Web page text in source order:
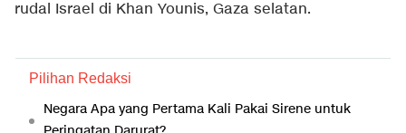
rudal Israel di Khan Younis, Gaza selatan.
Pilihan Redaksi
Negara Apa yang Pertama Kali Pakai Sirene untuk